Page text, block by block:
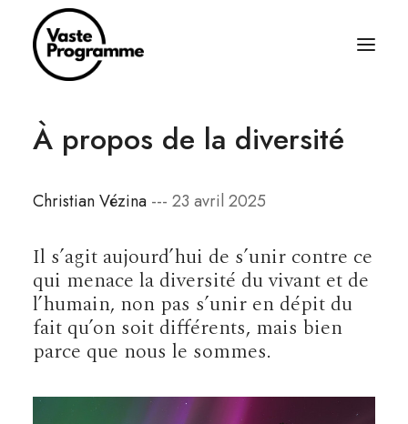
À PROPOS
BALADOS
ABONNEZ-VOUS
RÈGLES SIMPLES
CONTACT
À propos de la diversité
Christian Vézina --- 23 avril 2025
Il s’agit aujourd’hui de s’unir contre ce
qui menace la diversité du vivant et de
l’humain, non pas s’unir en dépit du
fait qu’on soit différents, mais bien
parce que nous le sommes.